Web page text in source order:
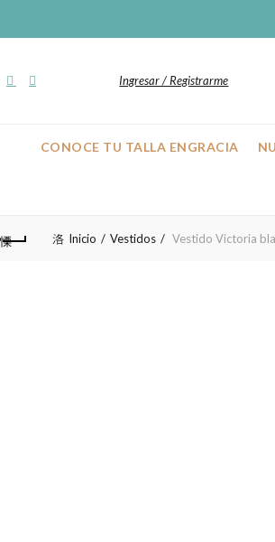
Ingresar / Registrarme
CONOCE TU TALLA ENGRACIA
Inicio Vestidos Vestido Victoria